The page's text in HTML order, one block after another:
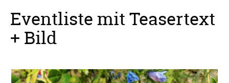
Eventliste mit Teasertext
+ Bild